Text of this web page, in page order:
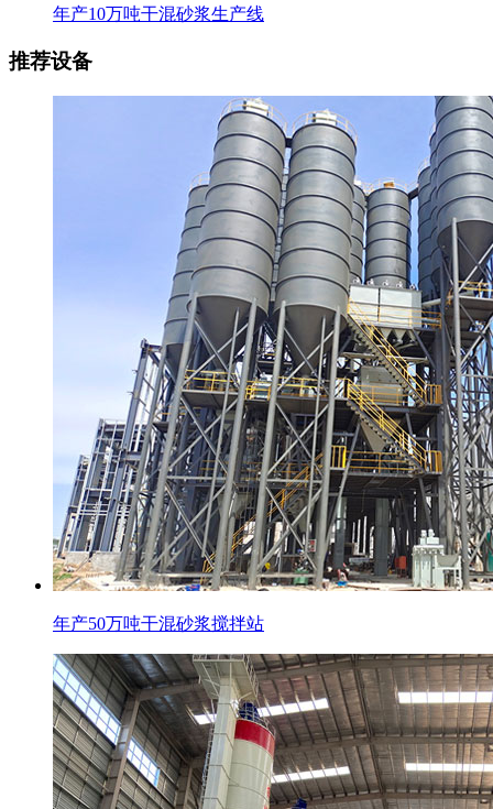
年产10万吨干混砂浆生产线
推荐设备
年产50万吨干混砂浆搅拌站